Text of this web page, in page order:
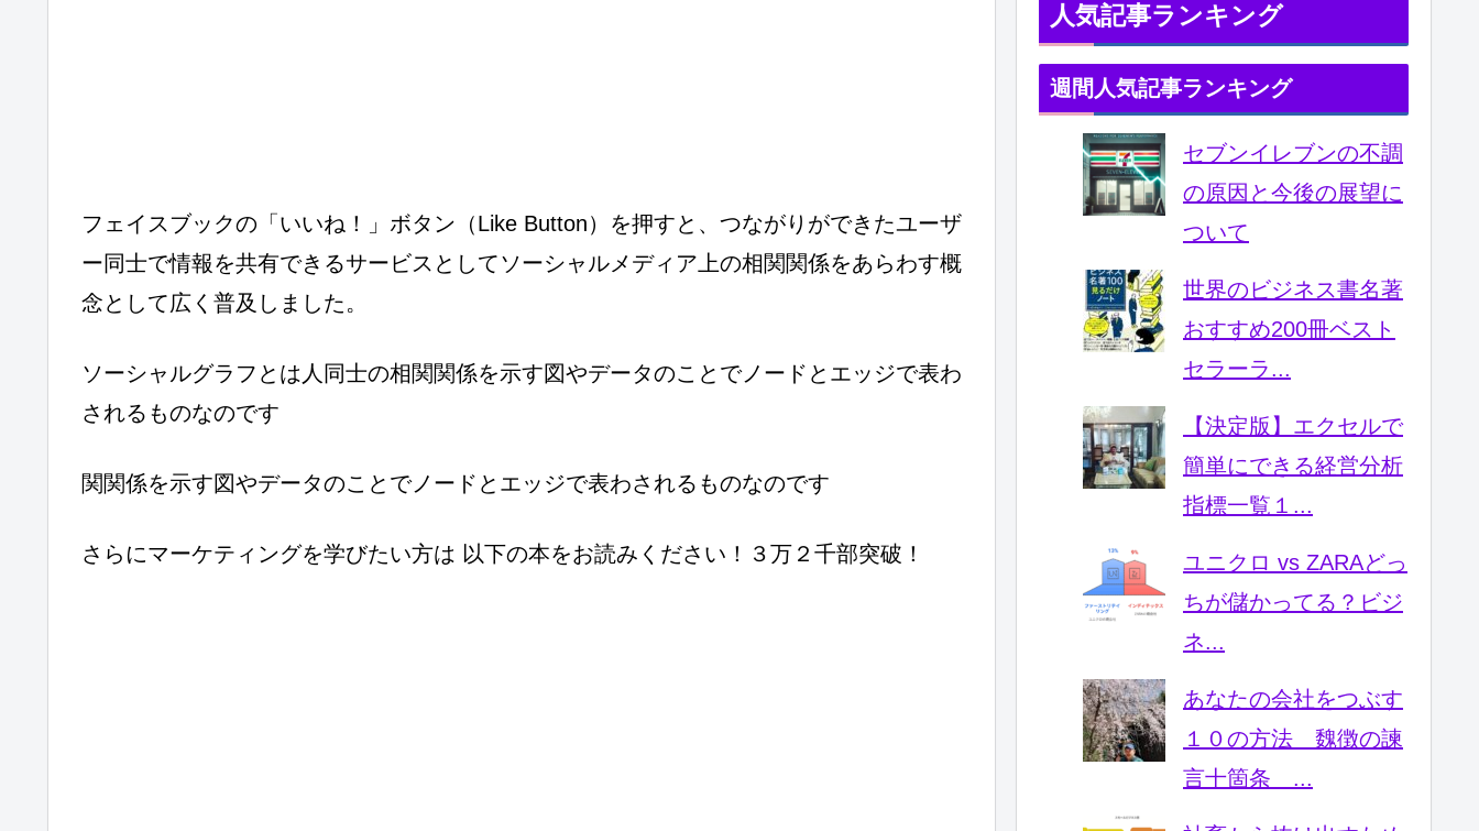
フェイスブックの「いいね！」ボタン（Like Button）を押すと、つながりができたユーザ
ー同士で情報を共有できるサービスとしてソーシャルメディア上の相関関係をあらわす概
念として広く普及しました。
ソーシャルグラフとは人同士の相関関係を示す図やデータのことでノードとエッジで表わ
されるものなのです
関関係を示す図やデータのことでノードとエッジで表わされるものなのです
さらにマーケティングを学びたい方は 以下の本をお読みください！３万２千部突破！
人気記事ランキング
週間人気記事ランキング
セブンイレブンの不調
の原因と今後の展望に
ついて
世界のビジネス書名著
おすすめ200冊ベスト
セラーラ...
【決定版】エクセルで
簡単にできる経営分析
指標一覧１...
ユニクロ vs ZARAどっ
ちが儲かってる？ビジ
ネ...
あなたの会社をつぶす
１０の方法 魏徴の諫
言十箇条 ...